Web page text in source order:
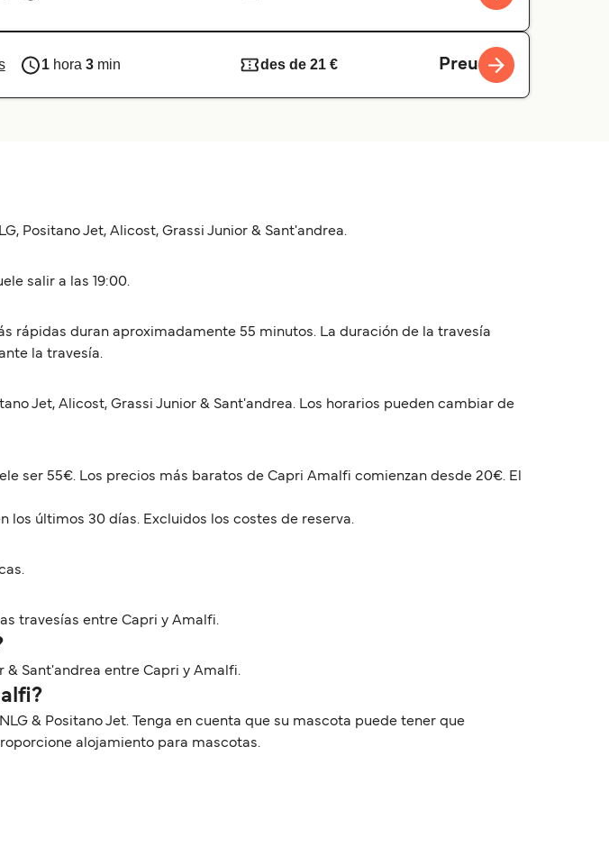
1hora 3min des de 21 € Preu
Positano Jet, Alicost, Grassi Junior & Sant'andrea.
salir a las 19:00.
rápidas duran aproximadamente 55 minutos. La duración de la travesía
la travesía.
Jet, Alicost, Grassi Junior & Sant'andrea. Los horarios pueden cambiar de
ser 55€. Los precios más baratos de Capri Amalfi comienzan desde 20€. El
los últimos 30 días. Excluidos los costes de reserva.
travesías entre Capri y Amalfi.
& Sant'andrea entre Capri y Amalfi.
& Positano Jet. Tenga en cuenta que su mascota puede tener que
alojamiento para mascotas.